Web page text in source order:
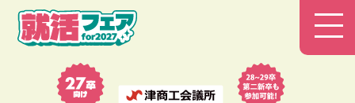
津商工会議所 就